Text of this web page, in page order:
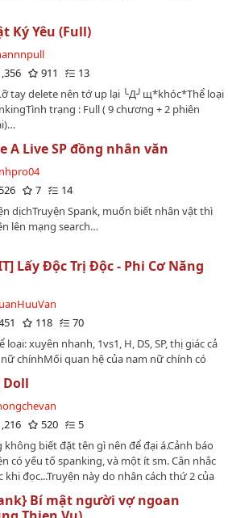
Ký Yêu (Full)
911
13
tay delete nên tớ up lại ╰Д╯щ*khóc*Thể loại
trạng : Full ( 9 chương + 2 phiên
A Live SP đồng nhân văn
7
14
dịchTruyện Spank, muốn biết nhân vật thì
lên mạng search…
Lấy Độc Trị Độc - Phi Cơ Năng
118
70
loại: xuyên nhanh, 1vs1, H, DS, SP, thị giác cả
chínhMối quan hệ của nam nữ chính có
của Dominance & Submission): thống trị và
(viết tắt của Spank hoặc Spanking):
partner, làm sai sẽ bị trừng phạt, bị phạt
độ: hoàn🍑Một câu giới thiệu vắn tắt:
tâm cơ nam chính X bất cần đời nữ
độc trà xanh thế nào? Đương nhiên là lấy
độc!🍑Giới thiệu vắn tắt của người dịch: vì
muốn ngày ngày bị đè ra song tu mà tạo
Doll
520
5
không biết đặt tên gì nên để đại á.Cảnh báo
có yếu tố spanking, và một ít sm. Cân nhắc
khi đọc...Truyện này do nhân cách thứ 2 của
thì mình muốn nói trước truyện này hơi
Bí mật người vợ ngoan